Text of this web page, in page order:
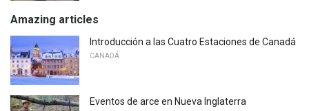
Amazing articles
Introducción a las Cuatro Estaciones de Canadá
CANADÁ
Eventos de arce en Nueva Inglaterra